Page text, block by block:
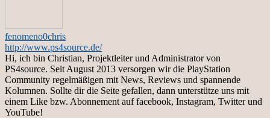
fenomeno0chris
http://www.ps4source.de/
Hi, ich bin Christian, Projektleiter und Administrator von
PS4source. Seit August 2013 versorgen wir die PlayStation
Community regelmäßigen mit News, Reviews und spannende
Kolumnen. Sollte dir die Seite gefallen, dann unterstütze uns mit
einem Like bzw. Abonnement auf facebook, Instagram, Twitter und
YouTube!